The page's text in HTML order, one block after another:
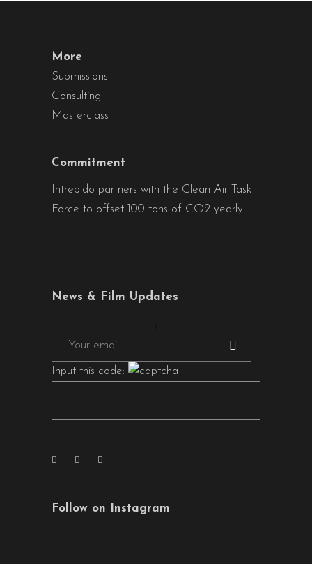
More
Submissions
Consulting
Masterclass
Commitment
Intrepido partners with the Clean Air Task
Force to offset 100 tons of CO2 yearly
News & Film Updates
Input this code:
Follow on Instagram